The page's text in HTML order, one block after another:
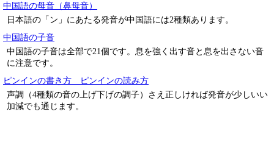
中国語の母音（鼻母音）
日本語の「ン」にあたる発音が中国語には2種類あります。
中国語の子音
中国語の子音は全部で21個です。息を強く出す音と息を出さない音
に注意です。
ピンインの書き方 ピンインの読み方
声調（4種類の音の上げ下げの調子）さえ正しければ発音が少しいい
加減でも通じます。